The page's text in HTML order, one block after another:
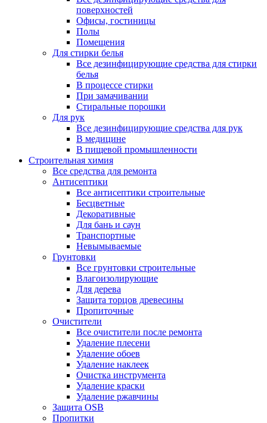
поверхностей
Офисы, гостиницы
Полы
Помещения
Для стирки белья
Все дезинфицирующие средства для стирки
белья
В процессе стирки
При замачивании
Стиральные порошки
Для рук
Все дезинфицирующие средства для рук
В медицине
В пищевой промышленности
Строительная химия
Все средства для ремонта
Антисептики
Все антисептики строительные
Бесцветные
Декоративные
Для бань и саун
Транспортные
Невымываемые
Грунтовки
Все грунтовки строительные
Влагоизолирующие
Для дерева
Защита торцов древесины
Пропиточные
Очистители
Все очистители после ремонта
Удаление плесени
Удаление обоев
Удаление наклеек
Очистка инструмента
Удаление краски
Удаление ржавчины
Защита OSB
Пропитки